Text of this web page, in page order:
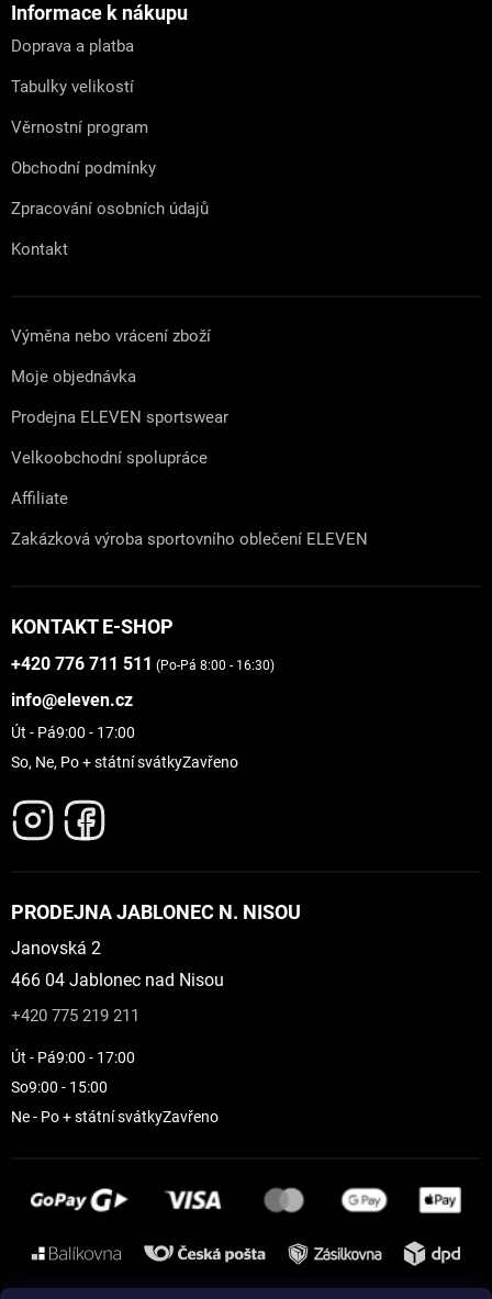
Informace k nákupu
Doprava a platba
Tabulky velikostí
Věrnostní program
Obchodní podmínky
Zpracování osobních údajů
Kontakt
Výměna nebo vrácení zboží
Moje objednávka
Prodejna ELEVEN sportswear
Velkoobchodní spolupráce
Affiliate
Zakázková výroba sportovního oblečení ELEVEN
KONTAKT E-SHOP
+420 776 711 511 (Po-Pá 8:00 - 16:30)
info@eleven.cz
Út - Pá9:00 - 17:00
So, Ne, Po + státní svátkyZavřeno
PRODEJNA JABLONEC N. NISOU
Janovská 2
466 04 Jablonec nad Nisou
+420 775 219 211
Út - Pá9:00 - 17:00
So9:00 - 15:00
Ne - Po + státní svátkyZavřeno